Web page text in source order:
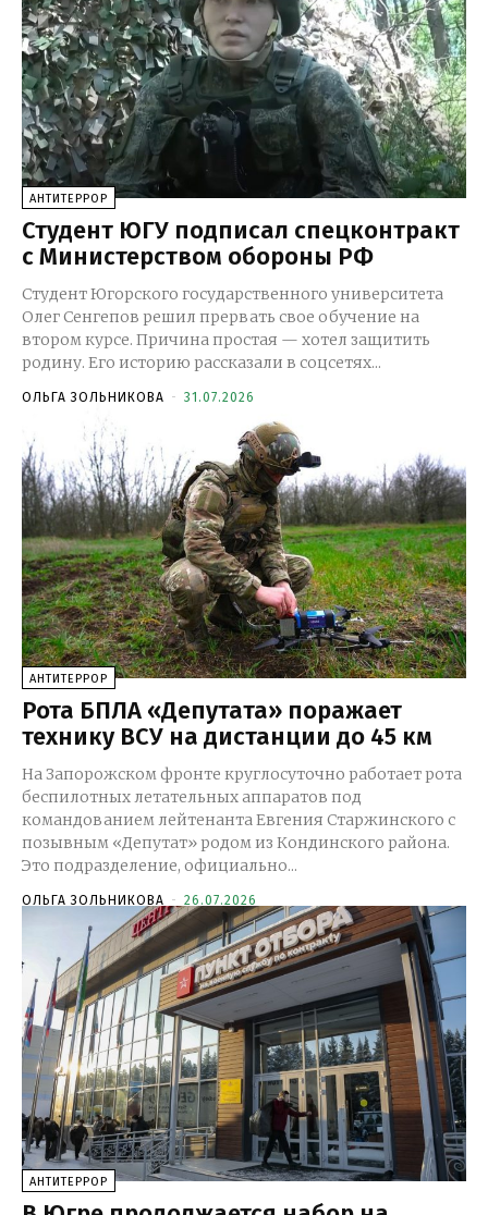
АНТИТЕРРОР
Студент ЮГУ подписал спецконтракт
с Министерством обороны РФ
Студент Югорского государственного университета
Олег Сенгепов решил прервать свое обучение на
втором курсе. Причина простая — хотел защитить
родину. Его историю рассказали в соцсетях...
ОЛЬГА ЗОЛЬНИКОВА - 31.07.2026
АНТИТЕРРОР
Рота БПЛА «Депутата» поражает
технику ВСУ на дистанции до 45 км
На Запорожском фронте круглосуточно работает рота
беспилотных летательных аппаратов под
командованием лейтенанта Евгения Старжинского с
позывным «Депутат» родом из Кондинского района.
Это подразделение, официально...
ОЛЬГА ЗОЛЬНИКОВА - 26.07.2026
АНТИТЕРРОР